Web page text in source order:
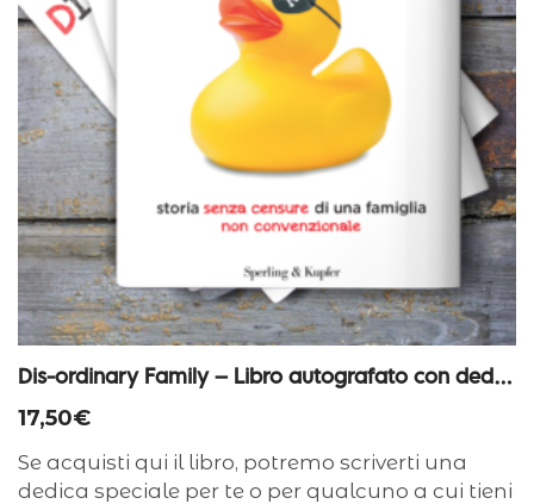
Dis-ordinary Family – Libro autografato con dedica personalizzata
17,50€
Se acquisti qui il libro, potremo scriverti una
dedica speciale per te o per qualcuno a cui tieni